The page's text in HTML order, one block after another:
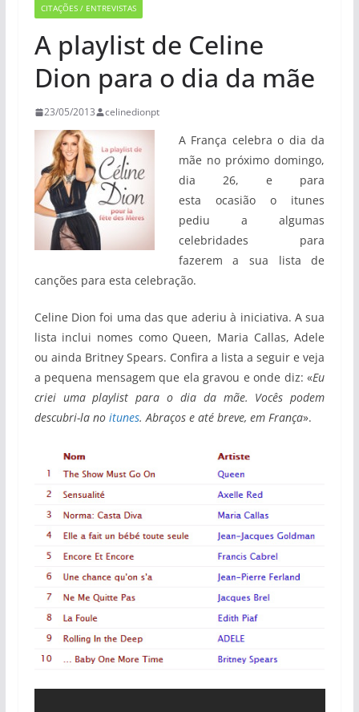
CITAÇÕES / ENTREVISTAS
A playlist de Celine
Dion para o dia da mãe
23/05/2013 celinedionpt
A França celebra o dia da
mãe no próximo domingo,
dia 26, e para
esta ocasião o itunes
pediu a algumas
celebridades para
fazerem a sua lista de
canções para esta celebração.
Celine Dion foi uma das que aderiu à iniciativa. A sua
lista inclui nomes como Queen, Maria Callas, Adele
ou ainda Britney Spears. Confira a lista a seguir e veja
a pequena mensagem que ela gravou e onde diz: «Eu
criei uma playlist para o dia da mãe. Vocês podem
descubri-la no itunes. Abraços e até breve, em França».